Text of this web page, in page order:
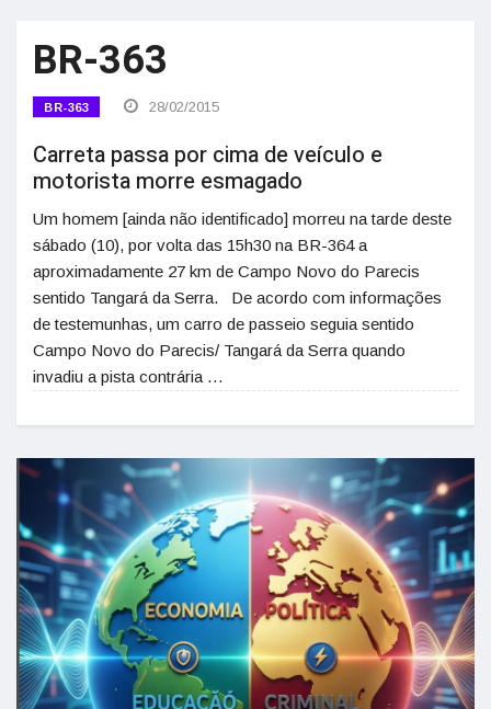
BR-363
BR-363 28/02/2015
Carreta passa por cima de veículo e
motorista morre esmagado
Um homem [ainda não identificado] morreu na tarde deste
sábado (10), por volta das 15h30 na BR-364 a
aproximadamente 27 km de Campo Novo do Parecis
sentido Tangará da Serra. De acordo com informações
de testemunhas, um carro de passeio seguia sentido
Campo Novo do Parecis/ Tangará da Serra quando
invadiu a pista contrária …